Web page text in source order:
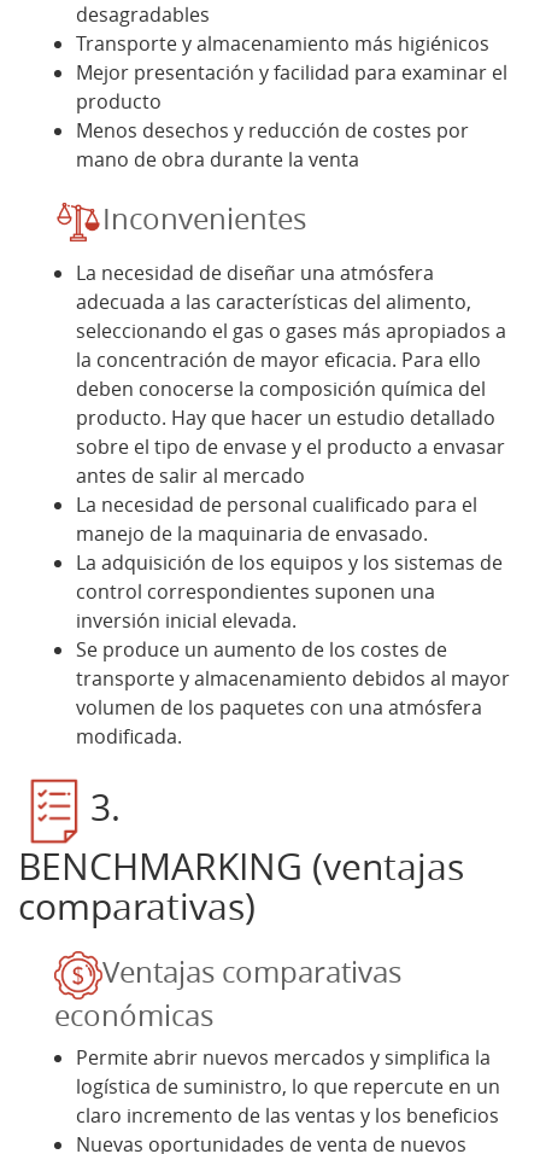
desagradables
Transporte y almacenamiento más higiénicos
Mejor presentación y facilidad para examinar el
producto
Menos desechos y reducción de costes por
mano de obra durante la venta
Inconvenientes
La necesidad de diseñar una atmósfera
adecuada a las características del alimento,
seleccionando el gas o gases más apropiados a
la concentración de mayor eficacia. Para ello
deben conocerse la composición química del
producto. Hay que hacer un estudio detallado
sobre el tipo de envase y el producto a envasar
antes de salir al mercado
La necesidad de personal cualificado para el
manejo de la maquinaria de envasado.
La adquisición de los equipos y los sistemas de
control correspondientes suponen una
inversión inicial elevada.
Se produce un aumento de los costes de
transporte y almacenamiento debidos al mayor
volumen de los paquetes con una atmósfera
modificada.
3.
BENCHMARKING (ventajas
comparativas)
Ventajas comparativas
económicas
Permite abrir nuevos mercados y simplifica la
logística de suministro, lo que repercute en un
claro incremento de las ventas y los beneficios
Nuevas oportunidades de venta de nuevos